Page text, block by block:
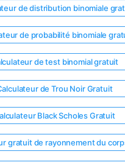
de distribution binomiale
de probabilité binomiale
de test binomial gratuit
de Trou Noir Gratuit
Black Scholes Gratuit
gratuit de rayonnement du